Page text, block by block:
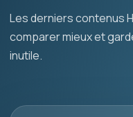
Les derniers contenus
comparer mieux et
inutile.